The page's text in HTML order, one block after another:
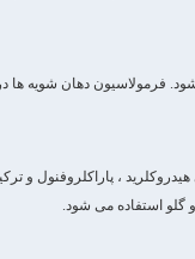
فرمولاسیون دهان شویه ها
، پاراکلروفنول و
گلو استفاده می شود.